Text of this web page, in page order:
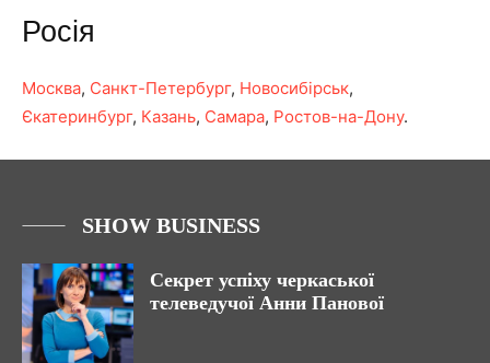
Росія
Москва, Санкт-Петербург, Новосибірськ,
Єкатеринбург, Казань, Самара, Ростов-на-Дону.
SHOW BUSINESS
Секрет успіху черкаської
телеведучої Анни Панової